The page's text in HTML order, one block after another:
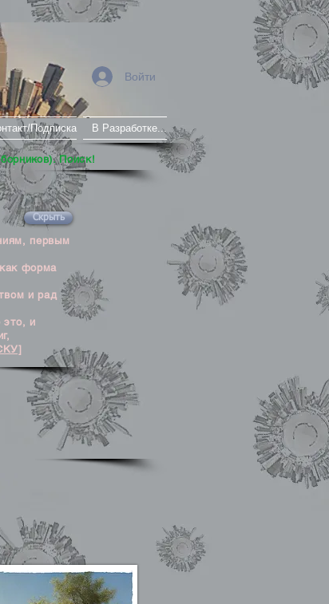
Подписка В Разработке...
Войти
Поиск!
Скрыть
первым
форма
и рад
это, и